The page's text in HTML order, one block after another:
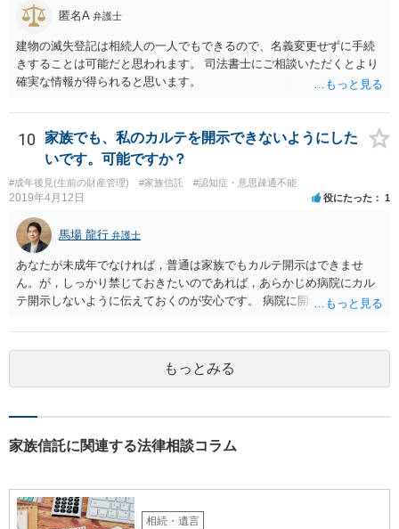
匿名A 弁護士
建物の滅失登記は相続人の一人でもできるので、名義変更せずに手続
きすることは可能だと思われます。 司法書士にご相談いただくとより
確実な情報が得られると思います。
10
家族でも、私のカルテを開示できないようにした
いです。可能ですか？
#成年後見(生前の財産管理) #家族信託 #認知症・意思疎通不能
2019年4月12日 役にたった 1
馬場 龍行 弁護士
あなたが未成年でなければ，普通は家族でもカルテ開示はできませ
ん。が，しっかり禁じておきたいのであれば，あらかじめ病院にカル
テ開示しないように伝えておくのが安心です。 病院に開示しないよう
可能性は低いのでコストパフォーマンスとしてはどうかなという感じ
がします。
もっとみる
家族信託に関連する法律相談コラム
相続・遺言